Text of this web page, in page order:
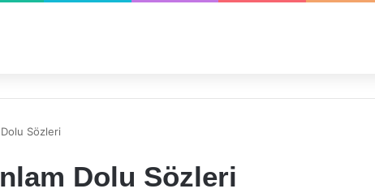
Dolu Sözleri
Dolu Sözleri